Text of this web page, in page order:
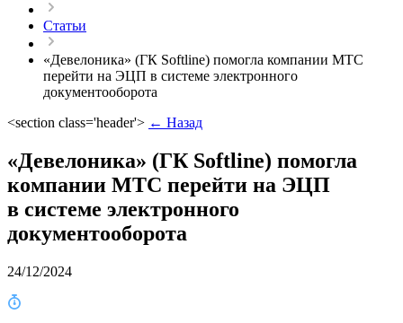
Статьи
«Девелоника» (ГК Softline) помогла компании МТС
перейти на ЭЦП в системе электронного
документооборота
<section class='header'> ← Назад
«Девелоника» (ГК Softline) помогла
компании МТС перейти на ЭЦП
в системе электронного
документооборота
24/12/2024